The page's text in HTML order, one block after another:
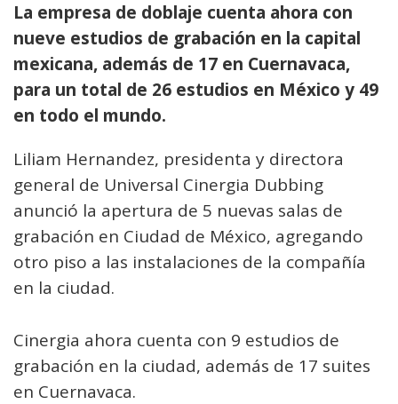
La empresa de doblaje cuenta ahora con
nueve estudios de grabación en la capital
mexicana, además de 17 en Cuernavaca,
para un total de 26 estudios en México y 49
en todo el mundo.
Liliam Hernandez, presidenta y directora
general de Universal Cinergia Dubbing
anunció la apertura de 5 nuevas salas de
grabación en Ciudad de México, agregando
otro piso a las instalaciones de la compañía
en la ciudad.
Cinergia ahora cuenta con 9 estudios de
grabación en la ciudad, además de 17 suites
en Cuernavaca.